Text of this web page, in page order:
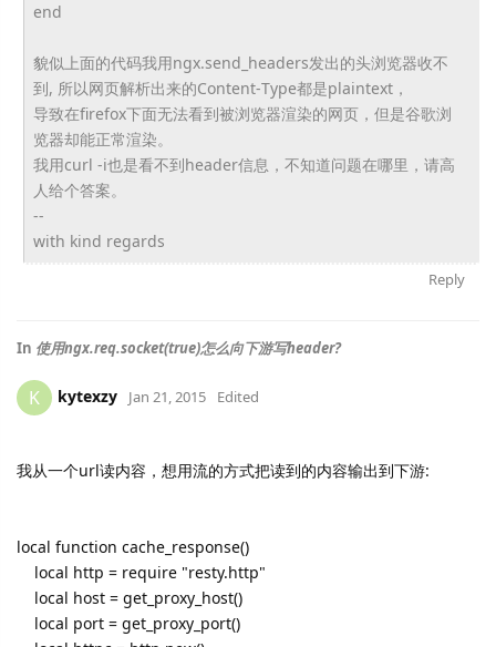
end
貌似上面的代码我用ngx.send_ headers发出的头浏览器收不
到, 所以网页解析出来的Content-Type都是plaintext，
导致在firefox下面无法看到被浏览器渲染的网页， 但是谷歌浏
览器却能正常渲染。
我用curl -i也是看不到header信息，不知道问题在哪里， 请高
人给个答案。
--
with kind regards
Reply
In 使用ngx.req.socket(true)怎么向下游写header?
K kytexzy Jan 21, 2015 Edited
我从一个url读内容，想用流的方式把读到的内容输出到下游:
local function cache_response()
local http = require "resty.http"
local host = get_proxy_host()
local port = get_proxy_port()